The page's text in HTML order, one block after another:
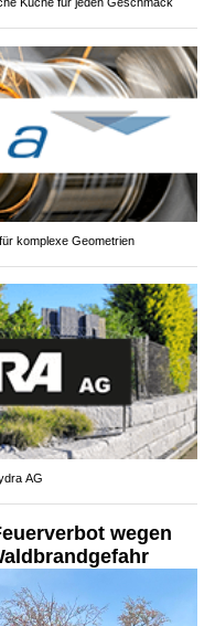
komplexe Geometrien
AG
wegen